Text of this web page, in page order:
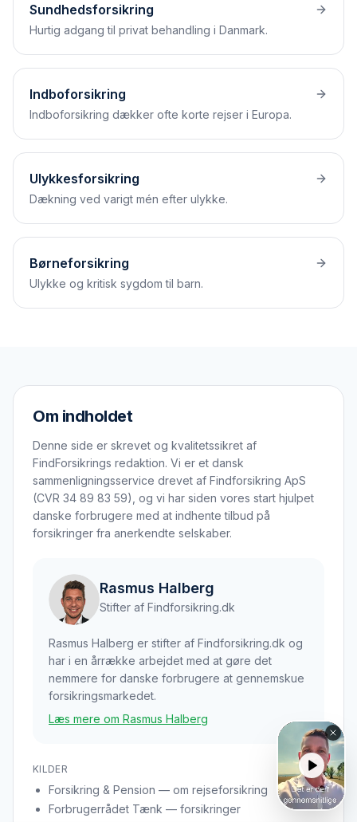
Sundhedsforsikring
Hurtig adgang til privat behandling i Danmark.
Indboforsikring
Indbo­forsikring dækker ofte korte rejser i Europa.
Ulykkesforsikring
Dækning ved varigt mén efter ulykke.
Børneforsikring
Ulykke og kritisk sygdom til barn.
Om indholdet
Denne side er skrevet og kvalitetssikret af
FindForsikrings redaktion. Vi er et dansk
sammenligningsservice drevet af Findforsikring ApS
(CVR 34 89 83 59), og vi har siden vores start hjulpet
danske forbrugere med at indhente tilbud på
forsikringer fra anerkendte selskaber.
Rasmus Halberg
Stifter af Findforsikring.dk
Rasmus Halberg er stifter af Findforsikring.dk og
har i en årrække arbejdet med at gøre det
nemmere for danske forbrugere at gennemskue
forsikringsmarkedet.
Læs mere om Rasmus Halberg
KILDER
Forsikring & Pension — om rejseforsikring
Forbrugerrådet Tænk — forsikringer